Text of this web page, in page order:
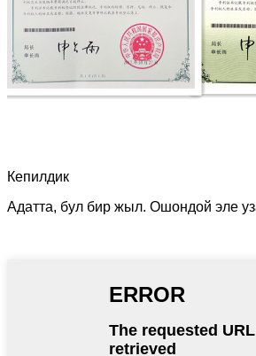
Кепилдик
Адатта, бул бир жыл. Ошондой эле